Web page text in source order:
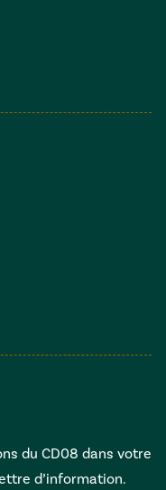
du CD08 dans votre
d’information.